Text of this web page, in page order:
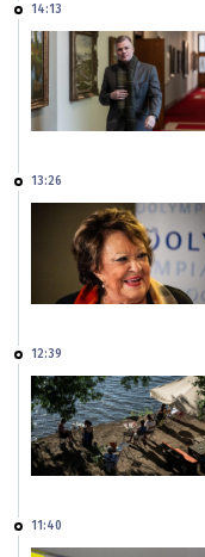
14:13
13:26
12:39
11:40